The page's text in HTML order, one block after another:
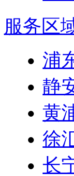
服务区
浦
静
黄
徐
长